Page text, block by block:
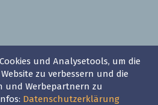
und Analysetools, um die
zu verbessern und die
und Werbepartnern zu
Datenschutzerklärung